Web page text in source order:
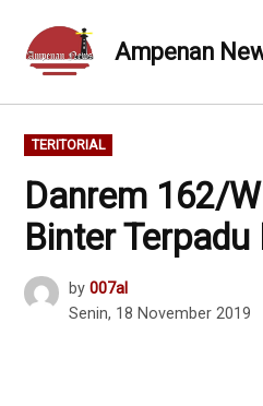
content
Ampenan
POSTED
IN
TERITORIAL
Danrem 162/
Binter
by 007al
Senin, 18 November 2019